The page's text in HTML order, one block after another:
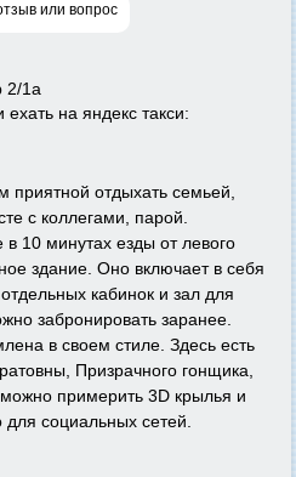
или вопрос
2/1а
ехать на яндекс такси:
приятной отдыхать семьей,
с коллегами, парой.
10 минутах езды от левого
здание. Оно включает в себя
кабинок и зал для
забронировать заранее.
в своем стиле. Здесь есть
Призрачного гонщика,
примерить 3D крылья и
социальных сетей.